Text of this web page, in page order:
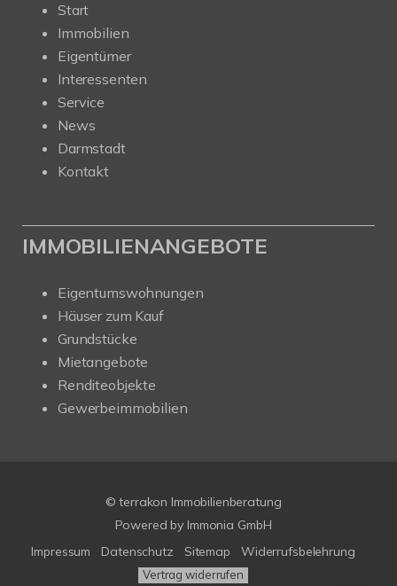
Start
Immobilien
Eigentümer
Interessenten
Service
News
Darmstadt
Kontakt
IMMOBILIENANGEBOTE
Eigentumswohnungen
Häuser zum Kauf
Grundstücke
Mietangebote
Renditeobjekte
Gewerbeimmobilien
© terrakon Immobilienberatung
Powered by Immonia GmbH
Impressum
Datenschutz Sitemap Widerrufsbelehrung
Vertrag widerrufen